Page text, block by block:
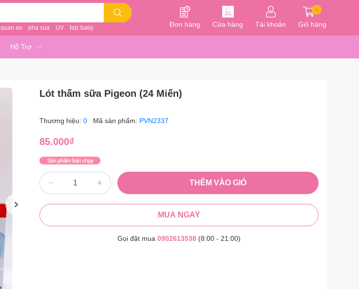
quan ao pha sua UV fatz baby Đơn hàng Cửa hàng Tài khoản
0
Giỏ hàng
Hỗ Trợ
Lót thấm sữa Pigeon (24 Miến)
Thương hiệu: 0 Mã sản phẩm: PVN2337
85.000₫
THÊM VÀO GIỎ
MUA NGAY
Gọi đặt mua 0902613538 (8:00 - 21:00)